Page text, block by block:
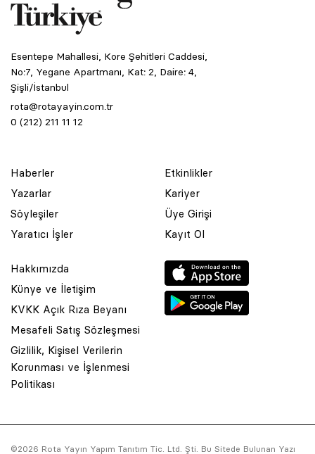
Esentepe Mahallesi, Kore Şehitleri Caddesi,
No:7, Yegane Apartmanı, Kat: 2, Daire: 4,
Şişli/İstanbul
rota@rotayayin.com.tr
0 (212) 211 11 12
Haberler
Yazarlar
Söyleşiler
Yaratıcı İşler
Etkinlikler
Kariyer
Üye Girişi
Kayıt Ol
Hakkımızda
Künye ve İletişim
KVKK Açık Rıza Beyanı
Mesafeli Satış Sözleşmesi
Gizlilik, Kişisel Verilerin
Korunması ve İşlenmesi
Politikası
©2026 Rota Yayın Yapım Tanıtım Tic. Ltd. Şti. Bu Sitede Bulunan Yazı
© 2001 Rota Yayın Yapım Tanıtım Tic. Ltd. Şti. Bu Sitede Bulunan
Asquared WordPress Agencytarafından tasarlanmış ve